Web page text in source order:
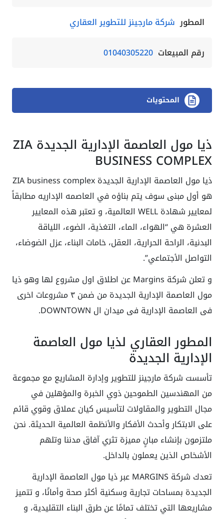
المطور شركة مارجينز للتطوير العقاري
رقم المبيعات 01040305220
المحتويات
ذيا مول العاصمة الإدارية الجديدة ZIA
BUSINESS COMPLEX
ذيا مول العاصمة الإدارية الجديدة ZIA business complex
هو أول مبنى سوف يتم بناؤه في العاصمه الإداريه مطابقاً
لمعايير شهادة WELL العالمية، و تعتبر هذه المعايير
العشرة هي “الهواء، الماء، التغذية، الضوء، اللياقة
البدنية، الراحة الحرارية، العقل، خامات البناء، عزل الضوضاء،
التواصل الأجتماعي”.
و تعلن شركة Margins عن اطلاق اول مشروع لها وهو ذيا
مول العاصمة الإدارية الجديدة من ضمن ٣ مشروعات اخرى
فى العاصمة الإدارية فى ميدان ال DOWNTOWN.
المطور العقاري لذيا مول العاصمة
الإدارية الجديدة
تأسست شركة مارجينز للتطوير وإدارة المشاريع مع مجموعة
من المهندسين الطموحين ذوي الخبرة والمؤهلين في
مجال التطوير والمقاولات لتأسيس كيان عملاق وقوي قائم
على الابتكار وأحدث الأفكار والأنظمة العالمية الحديثة. نحن
ملتزمون بإنشاء مبانٍ مميزة تثري آفاق مدننا وتلهم
الأشخاص الذين يعملون بالداخل.
تعدك شركة MARGINS عبر ذيا مول العاصمة الإدارية
الجديدة بمساحات تجارية وسكنية أكثر صحة وأمانًا، و تتميز
مشاريعها التي تختلف تمامًا عن طرق البناء التقليدية، و